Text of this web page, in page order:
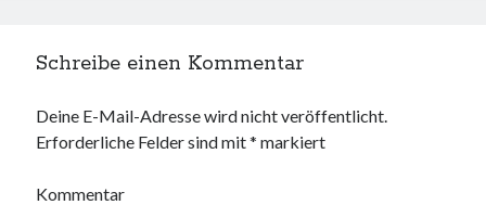
Schreibe einen Kommentar
Deine E-Mail-Adresse wird nicht veröffentlicht.
Erforderliche Felder sind mit* markiert
Kommentar